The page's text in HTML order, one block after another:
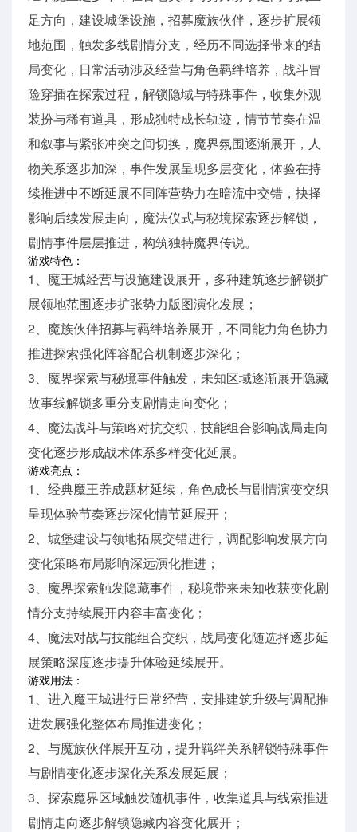
足方向，建设城堡设施，招募魔族伙伴，逐步扩展领
地范围，触发多线剧情分支，经历不同选择带来的结
局变化，日常活动涉及经营与角色羁绊培养，战斗冒
险穿插在探索过程，解锁隐域与特殊事件，收集外观
装扮与稀有道具，形成独特成长轨迹，情节节奏在温
和叙事与紧张冲突之间切换，魔界氛围逐渐展开，人
物关系逐步加深，事件发展呈现多层变化，体验在持
续推进中不断延展不同阵营势力在暗流中交错，抉择
影响后续发展走向，魔法仪式与秘境探索逐步解锁，
剧情事件层层推进，构筑独特魔界传说。
游戏特色：
1、魔王城经营与设施建设展开，多种建筑逐步解锁扩
展领地范围逐步扩张势力版图演化发展；
2、魔族伙伴招募与羁绊培养展开，不同能力角色协力
推进探索强化阵容配合机制逐步深化；
3、魔界探索与秘境事件触发，未知区域逐渐展开隐藏
故事线解锁多重分支剧情走向变化；
4、魔法战斗与策略对抗交织，技能组合影响战局走向
变化逐步形成战术体系多样变化延展。
游戏亮点：
1、经典魔王养成题材延续，角色成长与剧情演变交织
呈现体验节奏逐步深化情节延展开；
2、城堡建设与领地拓展交错进行，调配影响发展方向
变化策略布局影响深远演化推进；
3、魔界探索触发隐藏事件，秘境带来未知收获变化剧
情分支持续展开内容丰富变化；
4、魔法对战与技能组合交织，战局变化随选择逐步延
展策略深度逐步提升体验延续展开。
游戏用法：
1、进入魔王城进行日常经营，安排建筑升级与调配推
进发展强化整体布局推进变化；
2、与魔族伙伴展开互动，提升羁绊关系解锁特殊事件
与剧情变化逐步深化关系发展延展；
3、探索魔界区域触发随机事件，收集道具与线索推进
剧情走向逐步解锁隐藏内容变化展开；